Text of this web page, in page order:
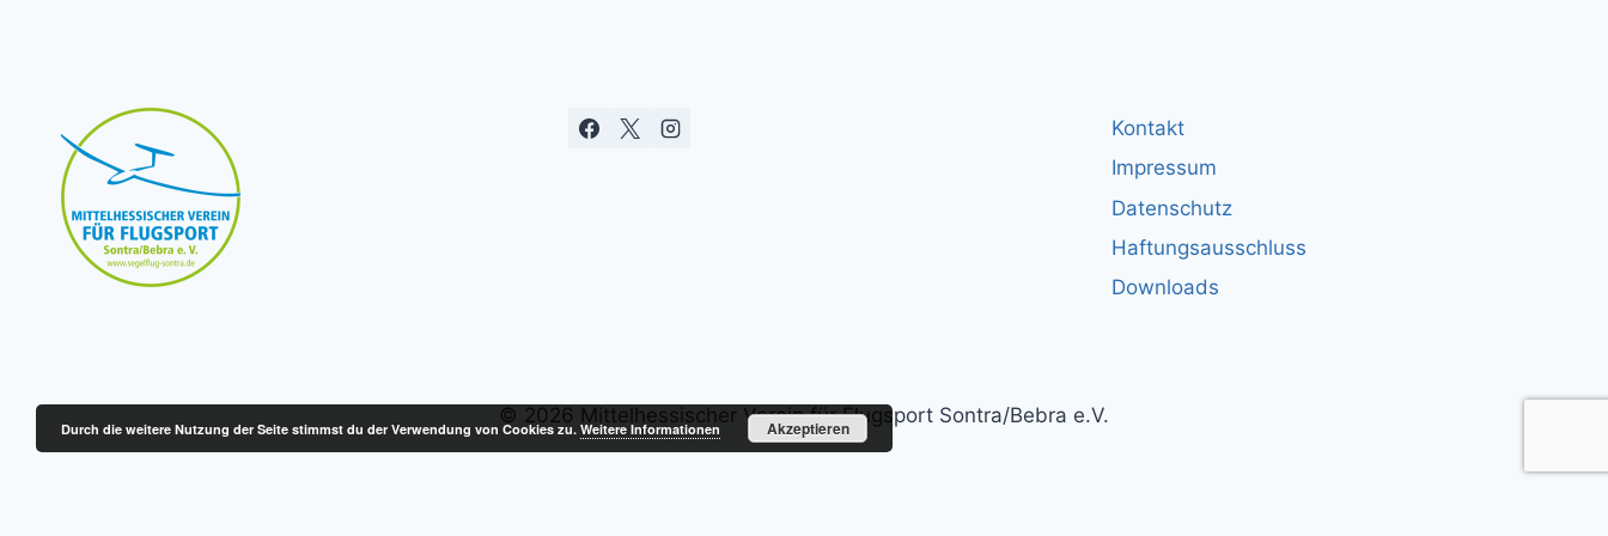
Kontakt
Impressum
Datenschutz
Haftungsausschluss
Downloads
© 2026 Mittelhessischer Verein für Flugsport Sontra/Bebra e.V.
Durch die weitere Nutzung der Seite stimmst du der Verwendung von Cookies zu. Weitere Informationen Akzeptieren